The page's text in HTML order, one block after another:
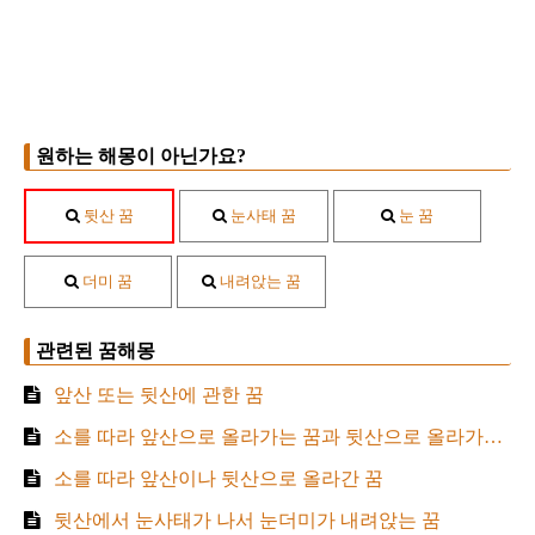
원하는 해몽이 아닌가요?
뒷산 꿈 눈사태 꿈 눈 꿈
더미 꿈 내려앉는 꿈
관련된 꿈해몽
앞산 또는 뒷산에 관한 꿈
소를 따라 앞산으로 올라가는 꿈과 뒷산으로 올라가는 꿈
소를 따라 앞산이나 뒷산으로 올라간 꿈
뒷산에서 눈사태가 나서 눈더미가 내려앉는 꿈